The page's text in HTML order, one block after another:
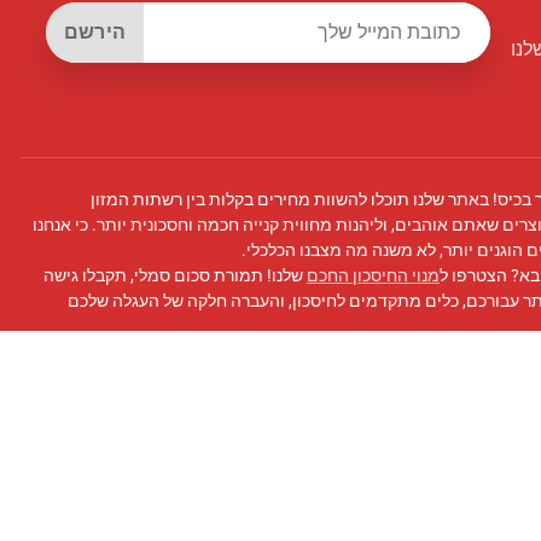
הירשם
בכיס! באתר שלנו תוכלו להשוות מחירים בקלות בין רשתות המזון
שאתם אוהבים, וליהנות מחווית קנייה חכמה וחסכונית יותר. כי אנחנו
הוגנים יותר, לא משנה מה מצבנו הכלכלי.
הצטרפו למנוי החיסכון החכם שלנו! תמורת סכום סמלי, תקבלו גישה
עבורכם, כלים מתקדמים לחיסכון, והעברה חלקה של העגלה שלכם